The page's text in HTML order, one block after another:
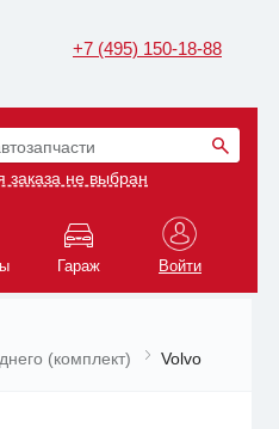
+7 (495) 150-18-88
заказа не выбран
Гараж Войти
(комплект)
Volvo